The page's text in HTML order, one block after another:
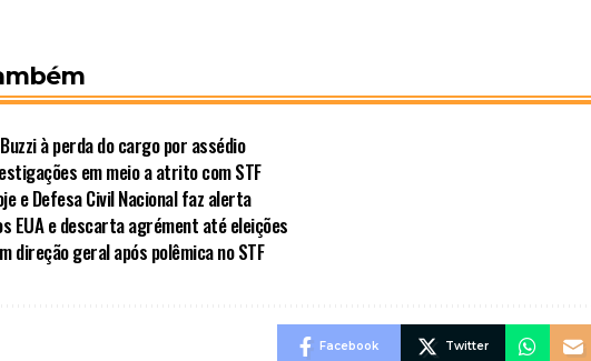
à perda do cargo por assédio
em meio a atrito com STF
e Defesa Civil Nacional faz alerta
EUA e descarta agrément até eleições
direção geral após polêmica no STF
Facebook Twitter